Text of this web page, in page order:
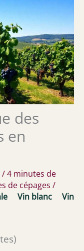
des
en
/4 minutes de
de cépages /
Vin blanc
Vin